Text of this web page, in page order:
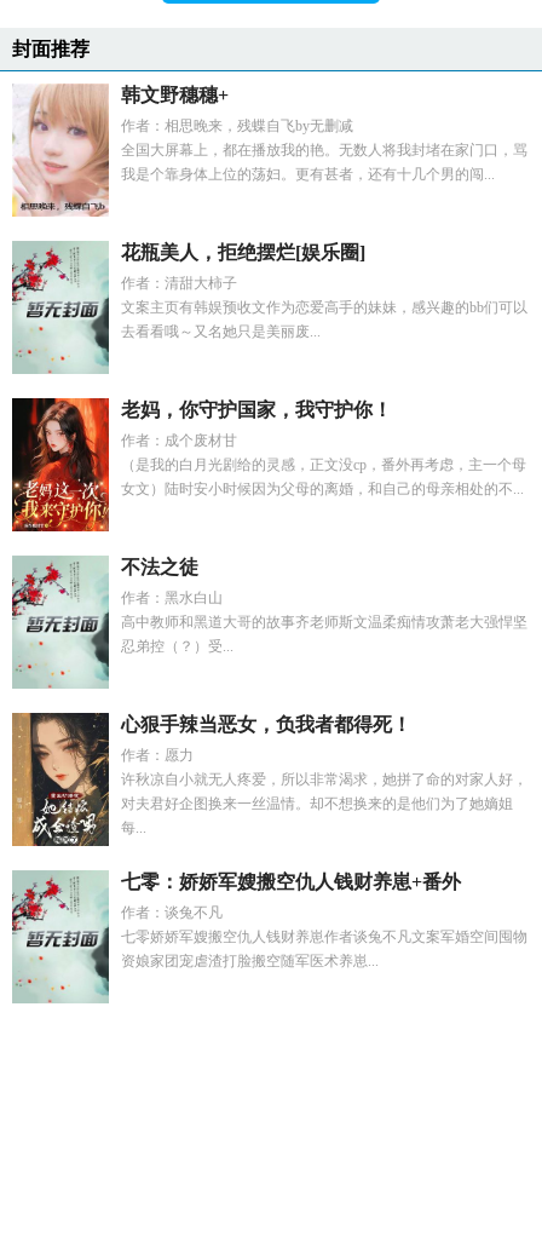
封面推荐
韩文野穗穗+
作者：相思晚来，残蝶自飞by无删减
全国大屏幕上，都在播放我的艳。无数人将我封堵在家门口，骂
我是个靠身体上位的荡妇。更有甚者，还有十几个男的闯...
花瓶美人，拒绝摆烂[娱乐圈]
作者：清甜大柿子
文案主页有韩娱预收文作为恋爱高手的妹妹，感兴趣的bb们可以
去看看哦～又名她只是美丽废...
老妈，你守护国家，我守护你！
作者：成个废材甘
（是我的白月光剧给的灵感，正文没cp，番外再考虑，主一个母
女文）陆时安小时候因为父母的离婚，和自己的母亲相处的不...
不法之徒
作者：黑水白山
高中教师和黑道大哥的故事齐老师斯文温柔痴情攻萧老大强悍坚
忍弟控（？）受...
心狠手辣当恶女，负我者都得死！
作者：愿力
许秋凉自小就无人疼爱，所以非常渴求，她拼了命的对家人好，
对夫君好企图换来一丝温情。却不想换来的是他们为了她嫡姐
每...
七零：娇娇军嫂搬空仇人钱财养崽+番外
作者：谈兔不凡
七零娇娇军嫂搬空仇人钱财养崽作者谈兔不凡文案军婚空间囤物
资娘家团宠虐渣打脸搬空随军医术养崽...